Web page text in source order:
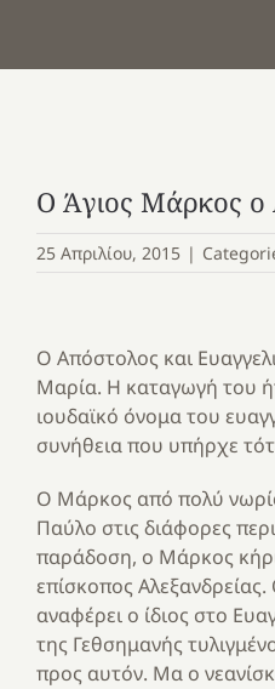
Ο Άγιος Μάρκος ο
25 Απριλίου, 2015 |
Ο Απόστολος και
Μαρία. Η καταγωγή του
ιουδαϊκό όνομα του
συνήθεια που υπήρχε
Ο Μάρκος από πολύ
Παύλο στις διάφορες
παράδοση, ο Μάρκος
επίσκοπος
αναφέρει ο ίδιος στο
της Γεθσημανής
προς αυτόν. Μα ο